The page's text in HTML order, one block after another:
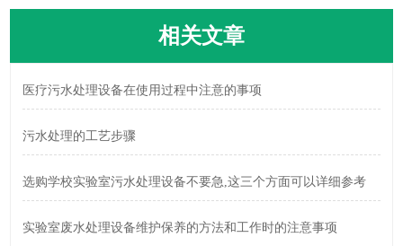
相关文章
医疗污水处理设备在使用过程中注意的事项
污水处理的工艺步骤
选购学校实验室污水处理设备不要急,这三个方面可以详细参考
实验室废水处理设备维护保养的方法和工作时的注意事项